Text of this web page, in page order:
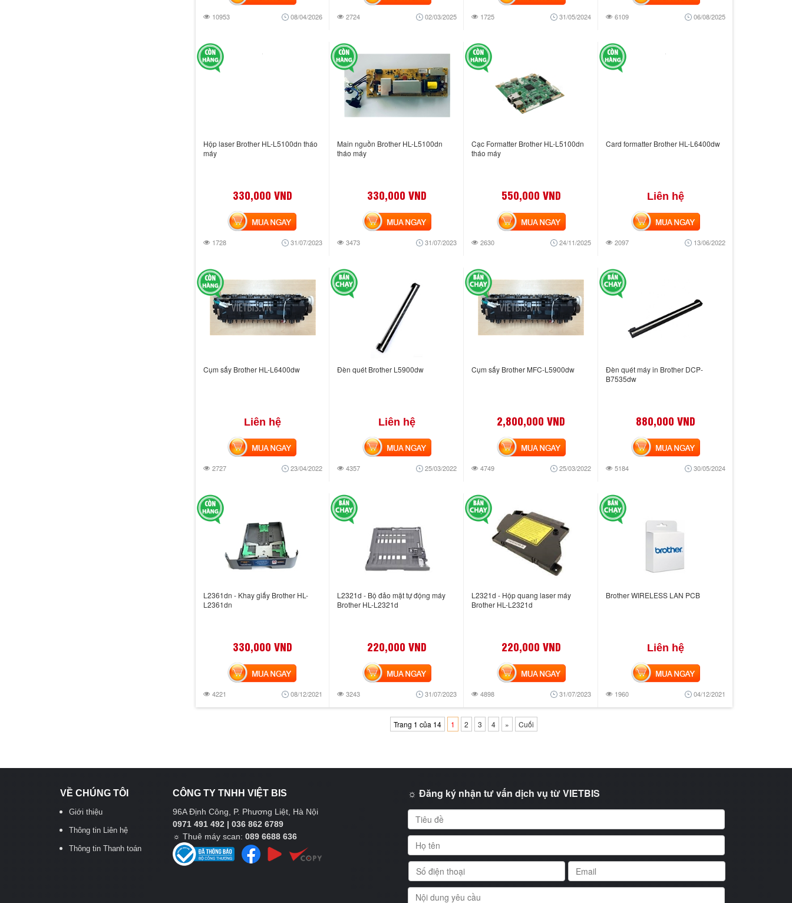
10953 08/04/2026 2724 02/03/2025 1725 31/05/2024 6109 06/08/2025
Hộp laser Brother HL-L5100dn tháo
máy
330,000 VND
1728 31/07/2023
MUA NGAY
Main nguồn Brother HL-L5100dn
tháo máy
330,000 VND
3473 31/07/2023
MUA NGAY
Cạc Formatter Brother HL-L5100dn
tháo máy
550,000 VND
2630 24/11/2025
MUA NGAY
Card formatter Brother HL-L6400dw
Liên hệ
2097 13/06/2022
MUA NGAY
Cụm sấy Brother HL-L6400dw
Liên hệ
2727 23/04/2022
MUA NGAY
Đèn quét Brother L5900dw
Liên hệ
4357 25/03/2022
MUA NGAY
Cụm sấy Brother MFC-L5900dw
2,800,000 VND
4749 25/03/2022
MUA NGAY
Đèn quét máy in Brother DCP-
B7535dw
880,000 VND
5184 30/05/2024
MUA NGAY
L2361dn - Khay giấy Brother HL-
L2361dn
330,000 VND
4221 08/12/2021
MUA NGAY
L2321d - Bộ đảo mặt tự động máy
Brother HL-L2321d
220,000 VND
3243 31/07/2023
MUA NGAY
L2321d - Hộp quang laser máy
Brother HL-L2321d
220,000 VND
4898 31/07/2023
MUA NGAY
Brother WIRELESS LAN PCB
Liên hệ
1960 04/12/2021
MUA NGAY
Trang 1 của 14 1 2 3 4 » Cuối
VỀ CHÚNG TÔI
Giới thiệu
Thông tin Liên hệ
Thông tin Thanh toán
CÔNG TY TNHH VIỆT BIS
96A Định Công, P. Phương Liệt, Hà Nội
0971 491 492 | 036 862 6789
☼Thuê máy scan:089 6688 636
☼ Đăng ký nhận tư vấn dịch vụ từ VIETBIS